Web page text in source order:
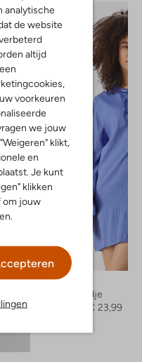
analytische
de website
altijd
voorkeuren
we jouw
klikt,
en
Je kunt
klikken
om jouw
-60%
Edited
Minikleedje
€ 23,99